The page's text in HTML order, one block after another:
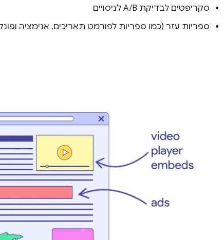
סקריפטים לבדיקת A/B לניסויים
ספריות עזר (כמו ספריות לפורמט תאריכים, אנימציה